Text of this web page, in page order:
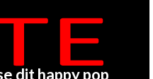
dit happy pop